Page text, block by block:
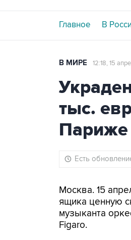
Главное В
В МИРЕ 12:18, 15
тыс.
Париже
Есть
Москва. 15
ящика ценную
музыканта
Figaro.